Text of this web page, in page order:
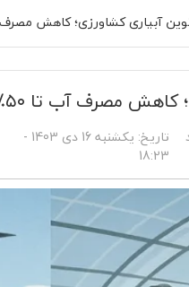
کشاورزی؛ کاهش مصرف آب تا ۵۰٪ با
آب تا ۵۰٪ با روش‌های جدید
تاریخ:
یکشنبه 16 دی 1403 -
18:23